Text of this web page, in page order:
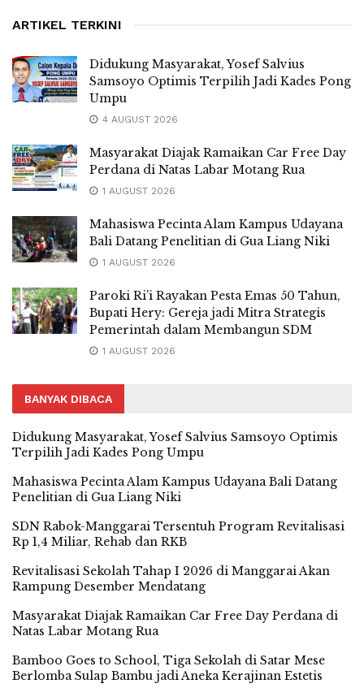
ARTIKEL TERKINI
Didukung Masyarakat, Yosef Salvius
Samsoyo Optimis Terpilih Jadi Kades Pong
Umpu
4 AUGUST 2026
Masyarakat Diajak Ramaikan Car Free Day
Perdana di Natas Labar Motang Rua
1 AUGUST 2026
Mahasiswa Pecinta Alam Kampus Udayana
Bali Datang Penelitian di Gua Liang Niki
1 AUGUST 2026
Paroki Ri’i Rayakan Pesta Emas 50 Tahun,
Bupati Hery: Gereja jadi Mitra Strategis
Pemerintah dalam Membangun SDM
1 AUGUST 2026
BANYAK DIBACA
Didukung Masyarakat, Yosef Salvius Samsoyo Optimis
Terpilih Jadi Kades Pong Umpu
Mahasiswa Pecinta Alam Kampus Udayana Bali Datang
Penelitian di Gua Liang Niki
SDN Rabok-Manggarai Tersentuh Program Revitalisasi
Rp 1,4 Miliar, Rehab dan RKB
Revitalisasi Sekolah Tahap I 2026 di Manggarai Akan
Rampung Desember Mendatang
Masyarakat Diajak Ramaikan Car Free Day Perdana di
Natas Labar Motang Rua
Bamboo Goes to School, Tiga Sekolah di Satar Mese
Berlomba Sulap Bambu jadi Aneka Kerajinan Estetis